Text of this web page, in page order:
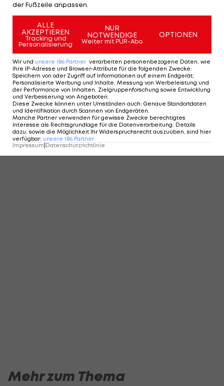
Spiel etwas lernen und ein paar Lehren für die
>>>LAOLA1 zeigt das Spiel zwischen dem FC
Barcelona und Hercules am Mittwoch (20.12.) um
22 Uhr im LIVE-STREAM<<<
Mehr zum Thema
der Fußzeile anpassen.
ALLE
AKZEPTIEREN
Tracking und
Personalisierung
NUR
NOTWENDIGE
Weiter mit PUR-Abo
OPTIONEN
Wir und unsere 186 Partner verarbeiten personenbezogene Daten, wie
Ihre IP-Adresse und Browser-Attribute für die folgenden Zwecke:
Speichern von oder Zugriff auf Informationen auf einem Endgerät;
Personalisierte Werbung und Inhalte, Messung von Werbeleistung und
der Performance von Inhalten, Zielgruppenforschung sowie Entwicklung
und Verbesserung von Angeboten.
Diese Zwecke können unter Umständen auch: Genaue Standortdaten
und Identifikation durch Scannen von Endgeräten.
Manche Partner verwenden für gewisse Zwecke berechtigtes
Interesse als Rechtsgrundlage für die Datenverarbeitung. Details
dazu, sowie die Möglichkeit Ihr Widerspruchsrecht auszuüben, sind hier
verfügbar: unsere 186 Partner
Impressum Datenschutzrichtlinie